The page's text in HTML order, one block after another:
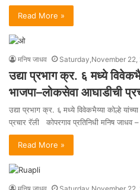
Read More »
मनिष जाधव Saturday,November 22,
उद्या प्रभाग क्र. ६ मध्ये
भाजपा–लोकसेवा आघाडीची
उद्या प्रभाग क्र. ६ मध्ये विवेकभैय्या कोल्हे
प्रचार रॅली कोपरगाव प्रतिनिधी मनिष जाधव
Read More »
मनिष जाधव Saturday,November 22,